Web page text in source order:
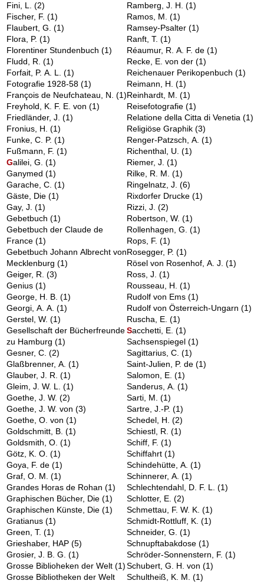
Fini, L.(2)
Fischer, F.(1)
Flaubert, G.(1)
Flora, P.(1)
Florentiner Stundenbuch(1)
Fludd, R.(1)
Forfait, P. A. L.(1)
Fotografie 1928-58(1)
François de Neufchateau, N.(1)
Freyhold, K. F. E. von(1)
Friedländer, J.(1)
Fronius, H.(1)
Funke, C. P.(1)
Fußmann, F.(1)
Galilei, G.(1)
Ganymed(1)
Garache, C.(1)
Gäste, Die(1)
Gay, J.(1)
Gebetbuch(1)
Gebetbuch der Claude de
France(1)
Gebetbuch Johann Albrecht von
Mecklenburg(1)
Geiger, R.(3)
Genius(1)
George, H. B.(1)
Georgi, A. A.(1)
Gerstel, W.(1)
Gesellschaft der Bücherfreunde
zu Hamburg(1)
Gesner, C.(2)
Glaßbrenner, A.(1)
Glauber, J. R.(1)
Gleim, J. W. L.(1)
Goethe, J. W.(2)
Goethe, J. W. von(3)
Goethe, O. von(1)
Goldschmitt, B.(1)
Goldsmith, O.(1)
Götz, K. O.(1)
Goya, F. de(1)
Graf, O. M.(1)
Grandes Horas de Rohan(1)
Graphischen Bücher, Die(1)
Graphischen Künste, Die(1)
Gratianus(1)
Green, T.(1)
Grieshaber, HAP(5)
Grosier, J. B. G.(1)
Grosse Biblioheken der Welt(1)
Grosse Bibliotheken der Welt
Ramberg, J. H.(1)
Ramos, M.(1)
Ramsey-Psalter(1)
Ranft, T.(1)
Réaumur, R. A. F. de(1)
Recke, E. von der(1)
Reichenauer Perikopenbuch(1)
Reimann, H.(1)
Reinhardt, M.(1)
Reisefotografie(1)
Relatione della Citta di Venetia(1)
Religiöse Graphik(3)
Renger-Patzsch, A.(1)
Richenthal, U.(1)
Riemer, J.(1)
Rilke, R. M.(1)
Ringelnatz, J.(6)
Rixdorfer Drucke(1)
Rizzi, J.(2)
Robertson, W.(1)
Rollenhagen, G.(1)
Rops, F.(1)
Rosegger, P.(1)
Rösel von Rosenhof, A. J.(1)
Ross, J.(1)
Rousseau, H.(1)
Rudolf von Ems(1)
Rudolf von Österreich-Ungarn(1)
Ruscha, E.(1)
Sacchetti, E.(1)
Sachsenspiegel(1)
Sagittarius, C.(1)
Saint-Julien, P. de(1)
Salomon, E.(1)
Sanderus, A.(1)
Sarti, M.(1)
Sartre, J.-P.(1)
Schedel, H.(2)
Schiestl, R.(1)
Schiff, F.(1)
Schiffahrt(1)
Schindehütte, A.(1)
Schinnerer, A.(1)
Schlechtendahl, D. F. L.(1)
Schlotter, E.(2)
Schmettau, F. W. K.(1)
Schmidt-Rottluff, K.(1)
Schneider, G.(1)
Schnupftabakdose(1)
Schröder-Sonnenstern, F.(1)
Schubert, G. H. von(1)
Schultheiß, K. M.(1)